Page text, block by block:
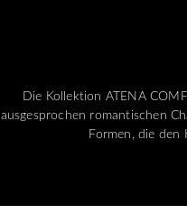
Die Kollektion ATENA
ausgesprochen romantischen
Formen, die